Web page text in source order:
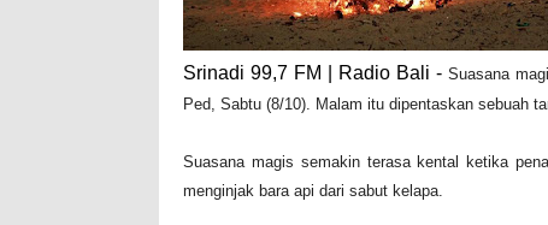
Srinadi 99,7 FM | Radio Bali - Suasana
Ped, Sabtu (8/10). Malam itu dipentaskan sebuah
Suasana magis semakin terasa kental ketika
menginjak bara api dari sabut kelapa.